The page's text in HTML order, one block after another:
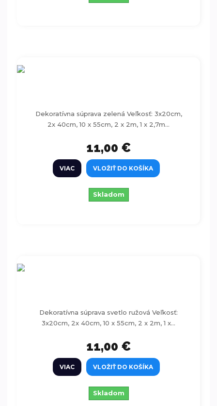
Dekoratívna súprava zelená Veľkosť: 3x20cm,
2x 40cm, 10 x 55cm, 2 x 2m, 1 x 2,7m...
11,00 €
VIAC VLOŽIŤ DO KOŠÍKA
Skladom
Dekoratívna súprava svetlo ružová Veľkosť:
3x20cm, 2x 40cm, 10 x 55cm, 2 x 2m, 1 x...
11,00 €
VIAC VLOŽIŤ DO KOŠÍKA
Skladom